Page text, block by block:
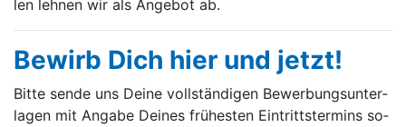
len leh­nen wir als An­ge­bot ab.
Be­wirb Dich hier und jetzt!
Bit­te sen­de uns Deine voll­stän­di­gen Be­wer­bungs­un­ter­
la­gen mit An­ga­be Deines frü­hes­ten Ein­tritts­ter­mins so­